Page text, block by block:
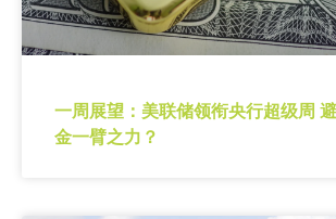
一周展望：美联储领衔央行超级周
金一臂之力？